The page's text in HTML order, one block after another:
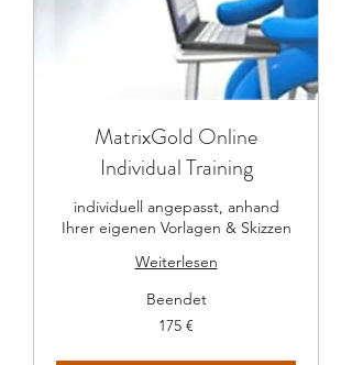
MatrixGold Online
Individual Training
individuell angepasst, anhand
Ihrer eigenen Vorlagen & Skizzen
Weiterlesen
Beendet
175 €